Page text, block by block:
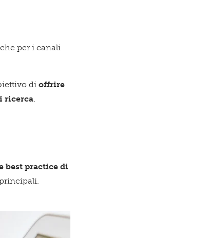
è per
per i canali
dioffrire
ricerca.
best practice di